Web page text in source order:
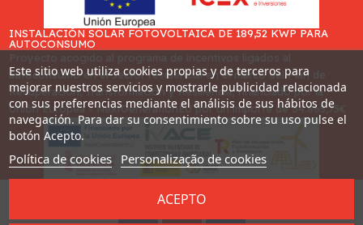
INSTALACIÓN SOLAR FOTOVOLTAICA DE 189,52 KWP PARA
AUTOCONSUMO
autoconsumo en el sector residencial en el marco del Plan de
Recuperación, Transformación y Resiliencia, financiado por la
Unión Europea - NextGenerationEU por un importe de 34.865,75€
Desarrollado por
Este sitio web utiliza cookies propias y de terceros para
mejorar nuestros servicios y mostrarle publicidad relacionada
con sus preferencias mediante el análisis de sus hábitos de
navegación. Para dar su consentimiento sobre su uso pulse el
botón Acepto.
Política de cookies Personalização de cookies
ACEPTO